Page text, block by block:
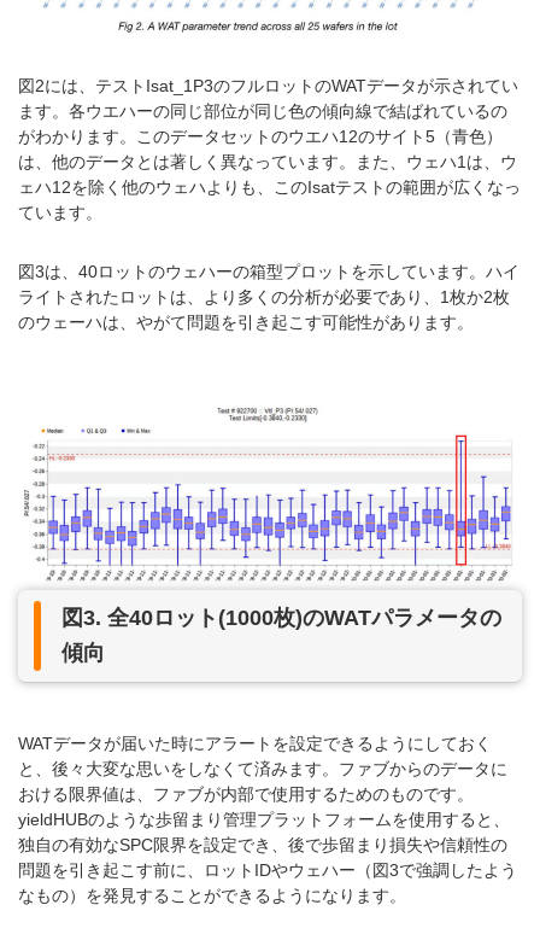
図2には、テストIsat_1P3のフルロットのWATデータが示されてい
ます。各ウエハーの同じ部位が同じ色の傾向線で結ばれているの
がわかります。このデータセットのウエハ12のサイト5（青色）
は、他のデータとは著しく異なっています。また、ウェハ1は、ウ
ェハ12を除く他のウェハよりも、このIsatテストの範囲が広くなっ
ています。
図3は、40ロットのウェハーの箱型プロットを示しています。ハイ
ライトされたロットは、より多くの分析が必要であり、1枚か2枚
のウェーハは、やがて問題を引き起こす可能性があります。
図3. 全40ロット(1000枚)のWATパラメータの
傾向
WATデータが届いた時にアラートを設定できるようにしておく
と、後々大変な思いをしなくて済みます。ファブからのデータに
おける限界値は、ファブが内部で使用するためのものです。
yieldHUBのような歩留まり管理プラットフォームを使用すると、
独自の有効なSPC限界を設定でき、後で歩留まり損失や信頼性の
問題を引き起こす前に、ロットIDやウェハー（図3で強調したよう
なもの）を発見することができるようになります。